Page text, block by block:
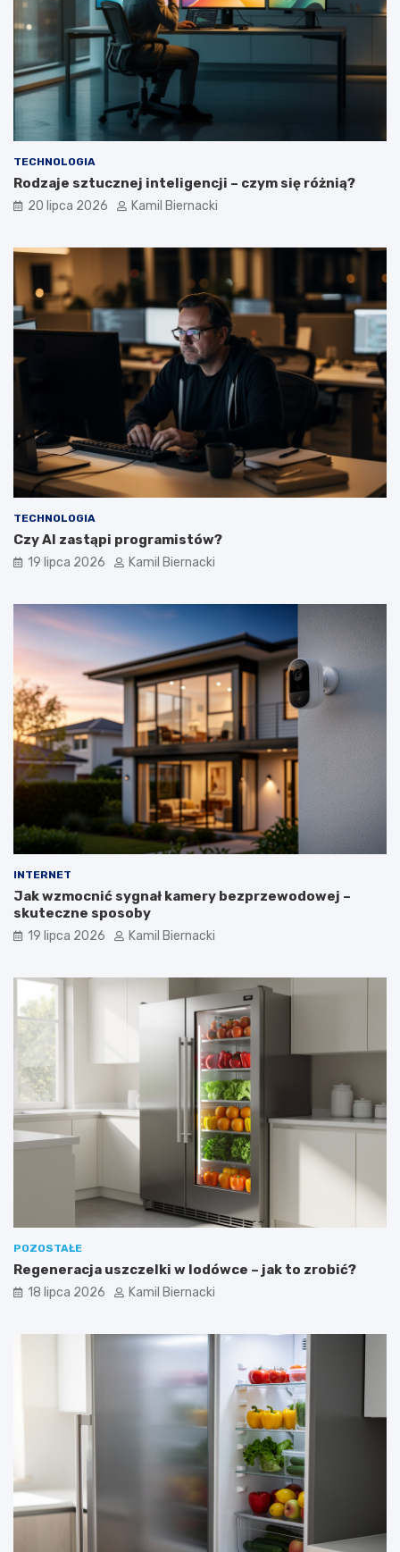
TECHNOLOGIA
Rodzaje sztucznej inteligencji – czym się różnią?
20 lipca 2026 Kamil Biernacki
TECHNOLOGIA
Czy AI zastąpi programistów?
19 lipca 2026 Kamil Biernacki
INTERNET
Jak wzmocnić sygnał kamery bezprzewodowej –
skuteczne sposoby
19 lipca 2026 Kamil Biernacki
POZOSTAŁE
Regeneracja uszczelki w lodówce – jak to zrobić?
18 lipca 2026 Kamil Biernacki